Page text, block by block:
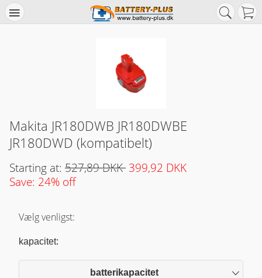
Makita JR180DWB JR180DWBE
JR180DWD (kompatibelt)
Starting at: 527,89 DKK 399,92 DKK
Save: 24% off
Vælg venligst:
kapacitet:
batterikapacitet